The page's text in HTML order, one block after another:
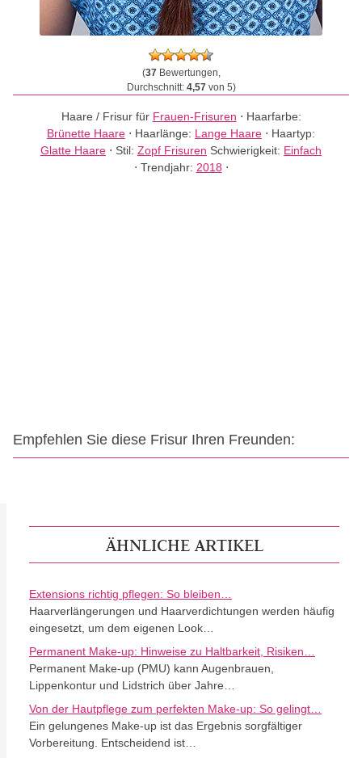
(37Bewertungen,
Durchschnitt: 4,57von 5)
Haare / Frisur für Frauen-Frisuren ⋅ Haarfarbe:
Brünette Haare ⋅ Haarlänge: Lange Haare ⋅ Haartyp:
Glatte Haare ⋅ Stil: Zopf Frisuren Schwierigkeit: Einfach
⋅ Trendjahr: 2018 ⋅
Empfehlen Sie diese Frisur Ihren Freunden:
ÄHNLICHE ARTIKEL
Extensions richtig pflegen: So bleiben…
Haarverlängerungen und Haarverdichtungen werden häufig
eingesetzt, um dem eigenen Look…
Permanent Make-up: Hinweise zu Haltbarkeit, Risiken…
Permanent Make-up (PMU) kann Augenbrauen,
Lippenkontur und Lidstrich über Jahre…
Von der Hautpflege zum perfekten Make-up: So gelingt…
Ein gelungenes Make-up ist das Ergebnis sorgfältiger
Vorbereitung. Entscheidend ist…